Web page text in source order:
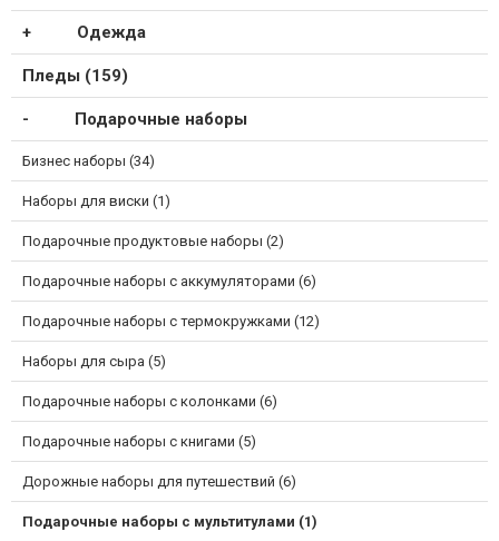
Одежда
Пледы (159)
Подарочные наборы
Бизнес наборы (34)
Наборы для виски (1)
Подарочные продуктовые наборы (2)
Подарочные наборы с аккумуляторами (6)
Подарочные наборы с термокружками (12)
Наборы для сыра (5)
Подарочные наборы с колонками (6)
Подарочные наборы с книгами (5)
Дорожные наборы для путешествий (6)
Подарочные наборы с мультитулами (1)